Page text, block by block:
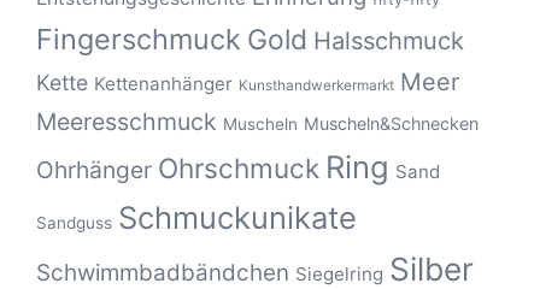
Fingerschmuck Gold Halsschmuck
Kette Kettenanhänger Kunsthandwerkermarkt Meer
Meeresschmuck Muscheln Muscheln&Schnecken
Ohrhänger Ohrschmuck Ring Sand
Sandguss Schmuckunikate
Schwimmbadbändchen Siegelring Silber